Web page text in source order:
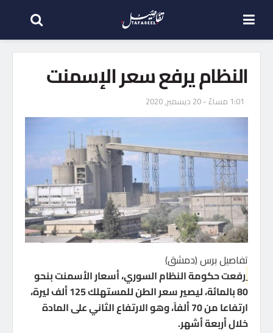
النظام يرفع سعر الإسمنت
1:01 مساءً - 20 ديسمبر, 2020
تفاصيل برس (دمشق)
رفعت حكومة النظام السوري، أسعار الأسمنت بنحو
80 بالمائة، ليصير سعر الطن للمستهلك 125 ألف ليرة،
ارتفاعا من 70 ألفاً، وهو الارتفاع الثاني على المادة
خلال أربعة أشهر.